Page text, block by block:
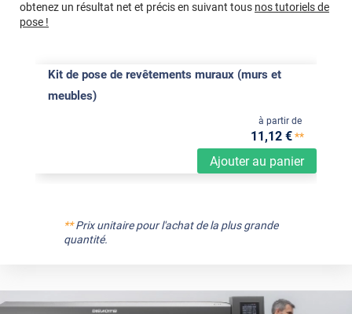
obtenez un résultat net et précis en suivant tous nos tutoriels de
pose !
Kit de pose de revêtements muraux (murs et
meubles)
Ajouter au panier
à partir de
11,12 €**
**Prix unitaire pour l'achat de la plus grande
quantité.